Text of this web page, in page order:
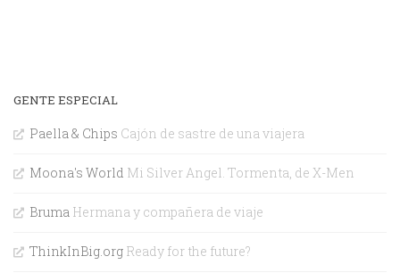
GENTE ESPECIAL
Paella & Chips Cajón de sastre de una viajera
Moona's World Mi Silver Angel. Tormenta, de X-Men
Bruma Hermana y compañera de viaje
ThinkInBig.org Ready for the future?